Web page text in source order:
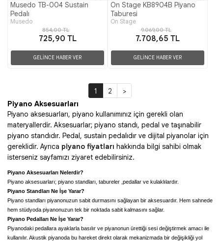
Musedo TB-004 Sustain
Pedalı
Musedo
854,00 TL
725,90 TL
GELİNCE HABER VER
On Stage KB8904B Piyano
Taburesi
On Stage
9.069,00 TL
7.708,65 TL
GELİNCE HABER VER
1 2
>
Piyano Aksesuarları
Piyano aksesuarları, piyano kullanımınız için gerekli olan
materyallerdir. Aksesuarlar; piyano standı, pedal ve taşınabilir
piyano standıdır. Pedal, sustain pedalıdır ve dijital piyanolar için
gereklidir. Ayrıca piyano fiyatları hakkında bilgi sahibi olmak
isterseniz sayfamızı ziyaret edebilirsiniz.
Piyano Aksesuarları Nelerdir?
Piyano aksesuarları; piyano standları, tabureler ,pedallar ve kulaklılardır.
Piyano Standları Ne İşe Yarar?
Piyano standları piyanonuzun sabit durmasını sağlayan bir aksesuardır. Hem sahnede
hem stüdyoda piyanonuzun tek bir noktada sabit kalmasını sağlar.
Piyano Pedalları Ne İşe Yarar?
Piyanodaki pedallara ayaklarla basılır ve piyanonun ürettiği sesi değiştirmek amacı ile
kullanılır. Akustik piyanoda bu hareket direkt olarak mekanizmada bir değişikliği yol